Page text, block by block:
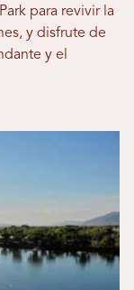
para revivir la
y disfrute de
y el